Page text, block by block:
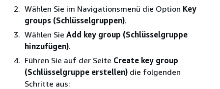
Wählen Sie im Navigationsmenü die Option Key
groups (Schlüsselgruppen).
Wählen Sie Add key group (Schlüsselgruppe
hinzufügen).
Führen Sie auf der Seite Create key group
(Schlüsselgruppe erstellen) die folgenden
Schritte aus: